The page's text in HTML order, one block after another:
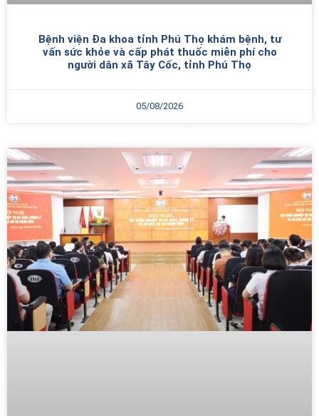
Bệnh viện Đa khoa tỉnh Phú Thọ khám bệnh, tư
vấn sức khỏe và cấp phát thuốc miễn phí cho
người dân xã Tây Cốc, tỉnh Phú Thọ
05/08/2026